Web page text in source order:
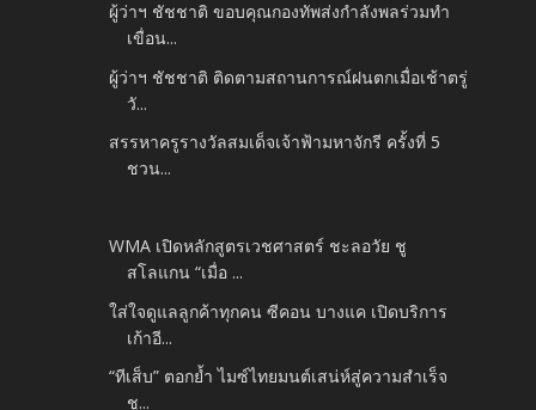
ผู้ว่าฯ ชัชชาติ ขอบคุณกองทัพส่งกำลังพลร่วมทำ
เขื่อน...
ผู้ว่าฯ ชัชชาติ ติดตามสถานการณ์ฝนตกเมื่อเช้าตรู่
วั...
สรรหาครูรางวัลสมเด็จเจ้าฟ้ามหาจักรี ครั้งที่ 5
ชวน...
WMA เปิดหลักสูตรเวชศาสตร์ ชะลอวัย ชู
สโลแกน “เมื่อ ...
ใส่ใจดูแลลูกค้าทุกคน ซีคอน บางแค เปิดบริการ
เก้าอี...
“ทีเส็บ” ตอกย้ำ ไมซ์ไทยมนต์เสน่ห์สู่ความสำเร็จ
ชู...